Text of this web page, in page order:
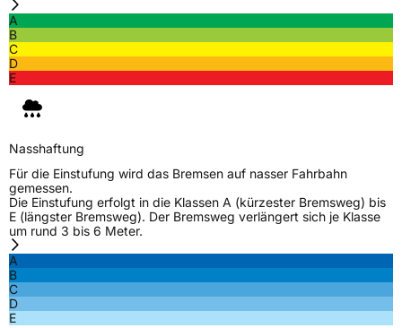
A
B
C
D
E
Nasshaftung
Für die Einstufung wird das Bremsen auf nasser Fahrbahn
gemessen.
Die Einstufung erfolgt in die Klassen A (kürzester Bremsweg) bis
E (längster Bremsweg). Der Bremsweg verlängert sich je Klasse
um rund 3 bis 6 Meter.
A
B
C
D
E